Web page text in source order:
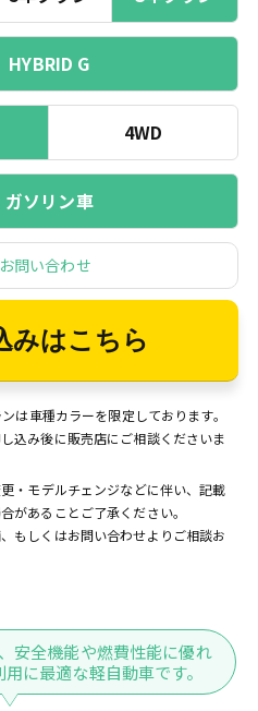
HYBRID G
4WD
ガソリン車
問い合わせ
みはこちら
は車種カラーを限定しております。
込み後に販売店にご相談くださいま
・モデルチェンジなどに伴い、記載
があることご了承ください。
もしくはお問い合わせよりご相談お
安全機能や燃費性能に優れ
に最適な軽自動車です。